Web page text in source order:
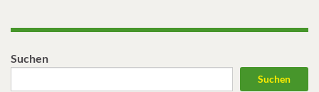
Suchen
Suchen